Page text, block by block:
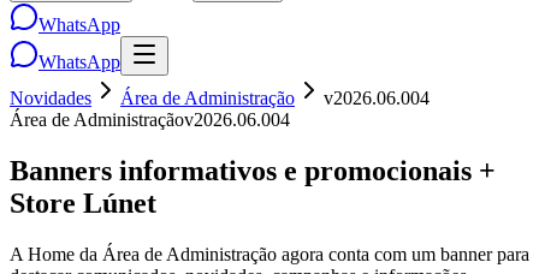
WhatsApp
WhatsApp
Novidades
Área de Administração v2026.06.004
Área de Administraçãov2026.06.004
Banners informativos e promocionais +
Store Lúnet
A Home da Área de Administração agora conta com um banner para